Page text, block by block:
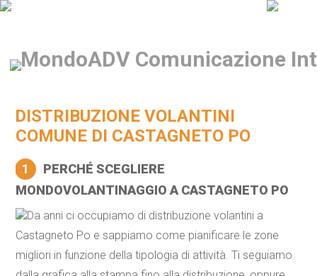
DISTRIBUZIONE VOLANTINI
COMUNE DI CASTAGNETO PO
1
PERCHÉ SCEGLIERE
MONDOVOLANTINAGGIO A CASTAGNETO PO
Da anni ci occupiamo di distribuzione volantini a
Castagneto Po e sappiamo come pianificare le zone
migliori in funzione della tipologia di attività. Ti seguiamo